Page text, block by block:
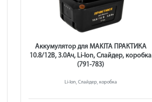
Аккумулятор для MAKITA ПРАКТИКА
10.8/12В, 3.0Ач, Li-Ion, Слайдер, коробка
(791-783)
Li-Ion, Слайдер, коробка